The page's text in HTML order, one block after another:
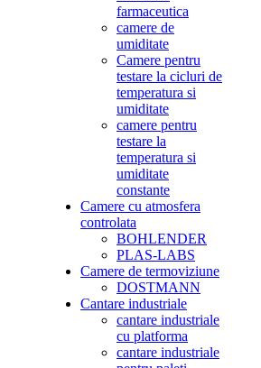
farmaceutica
camere de
umiditate
Camere pentru
testare la cicluri de
temperatura si
umiditate
camere pentru
testare la
temperatura si
umiditate
constante
Camere cu atmosfera
controlata
BOHLENDER
PLAS-LABS
Camere de termoviziune
DOSTMANN
Cantare industriale
cantare industriale
cu platforma
cantare industriale